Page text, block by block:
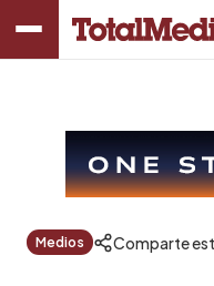
Medios Comparte